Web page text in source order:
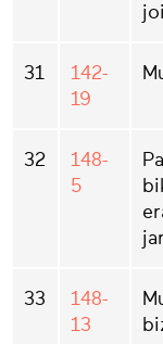
31
142-
19
32
148-
5
33
148-
13